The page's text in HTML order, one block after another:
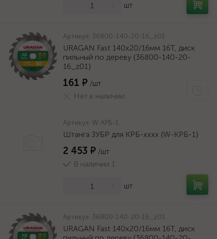
шт
Артикул: 36800-140-20-16_z01
URAGAN Fast 140x20/16мм 16Т, диск
пильный по дереву {36800-140-20-
16_z01}
161 ₽ /шт
Нет в наличии
Артикул: W-КРБ-1
Штанга ЗУБР для КРБ-хххх {W-КРБ-1}
2 453 ₽ /шт
В наличии 1
шт
Артикул: 36800-140-20-16_z01
URAGAN Fast 140x20/16мм 16Т, диск